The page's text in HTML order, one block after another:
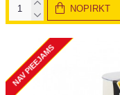
NOPIRKT
NAV PIEEJAMS